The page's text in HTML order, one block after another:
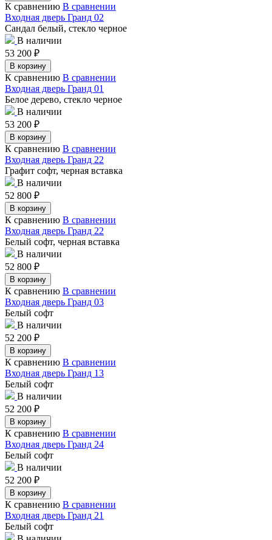
К сравнению В сравнении
Входная дверь Гранд 02
Сандал белый, стекло черное
В наличии
53 200 ₽
В корзину
К сравнению В сравнении
Входная дверь Гранд 01
Белое дерево, стекло черное
В наличии
53 200 ₽
В корзину
К сравнению В сравнении
Входная дверь Гранд 22
Графит софт, черная вставка
В наличии
52 800 ₽
В корзину
К сравнению В сравнении
Входная дверь Гранд 22
Белый софт, черная вставка
В наличии
52 800 ₽
В корзину
К сравнению В сравнении
Входная дверь Гранд 03
Белый софт
В наличии
52 200 ₽
В корзину
К сравнению В сравнении
Входная дверь Гранд 13
Белый софт
В наличии
52 200 ₽
В корзину
К сравнению В сравнении
Входная дверь Гранд 24
Белый софт
В наличии
52 200 ₽
В корзину
К сравнению В сравнении
Входная дверь Гранд 21
Белый софт